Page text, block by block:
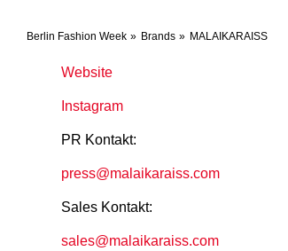
Berlin Fashion Week Brands MALAIKARAISS
Website
Instagram
PR Kontakt:
press@malaikaraiss.com
Sales Kontakt:
sales@malaikaraiss.com